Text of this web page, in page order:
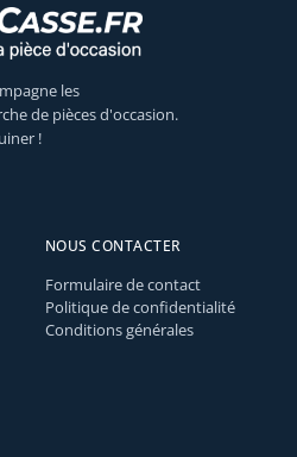
les
de pièces d'occasion.
!
NOUS CONTACTER
Formulaire de contact
Politique de confidentialité
Conditions générales